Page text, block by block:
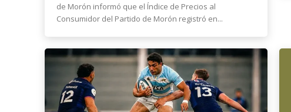
de Morón informó que el Índice de Precios al
Consumidor del Partido de Morón registró en...